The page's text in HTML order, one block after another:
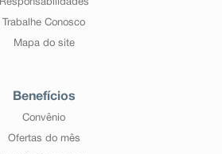
Responsabilidades
Trabalhe Conosco
Mapa do site
Benefícios
Convênio
Ofertas do mês